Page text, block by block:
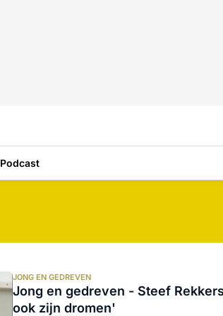
Podcast
JONG EN GEDREVEN
Jong en gedreven - Steef
ook zijn dromen'